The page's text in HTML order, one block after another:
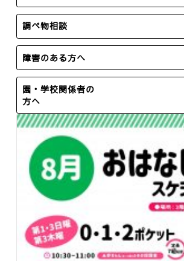
調べ物相談
障害のある方へ
園・学校関係者の
方へ